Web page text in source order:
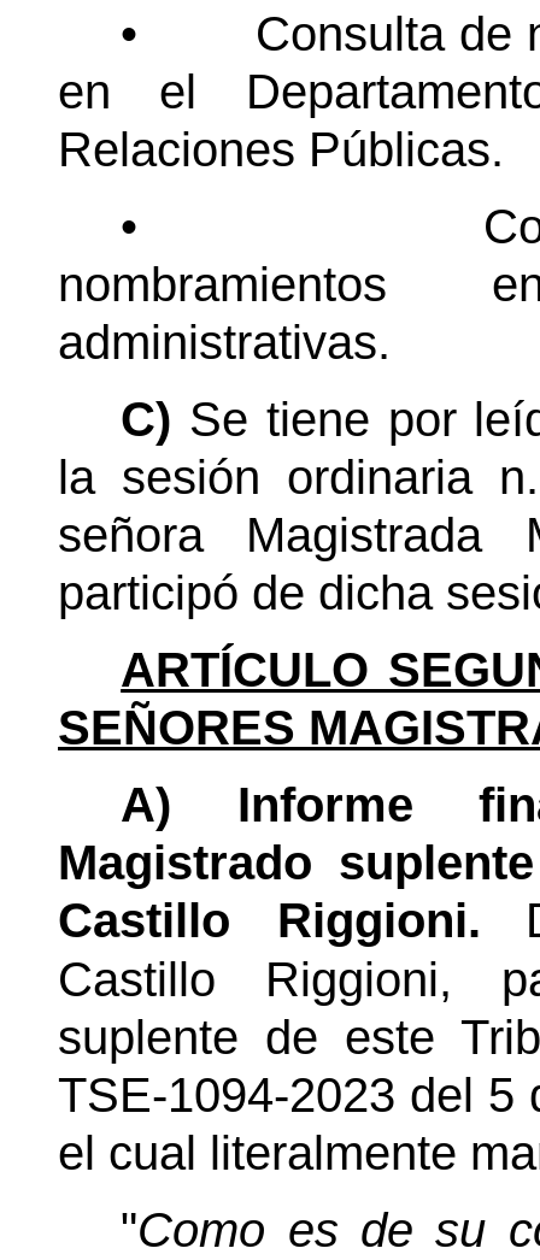
•
Consulta de
en el
Relaciones Públicas.
•
nombramientos
administrativas.
C) Se tiene por
la sesión ordinaria
señora Magistrada
participó de dicha
ARTÍCULO
SEÑORES
A) Informe
Magistrado
Castillo Riggioni.
Castillo Riggioni,
suplente de este
TSE-1094-2023 del 5
el cual literalmente
"Como es de su